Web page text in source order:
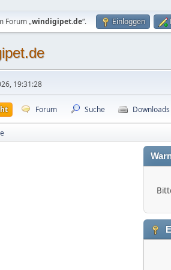
Forum „windigipet.de“. Einloggen
19:31:28
Forum Suche Downloads